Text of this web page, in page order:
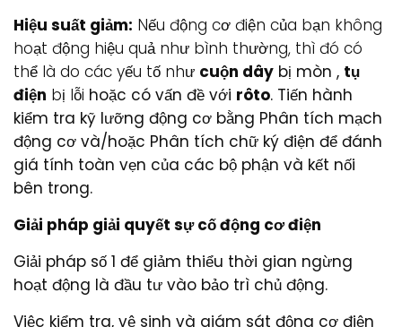
Hiệu suất giảm: Nếu động cơ điện của bạn không
hoạt động hiệu quả như bình thường, thì đó có
thể là do các yếu tố như cuộn dây bị mòn , tụ
điện bị lỗi hoặc có vấn đề với rôto. Tiến hành
kiểm tra kỹ lưỡng động cơ bằng Phân tích mạch
động cơ và/hoặc Phân tích chữ ký điện để đánh
giá tính toàn vẹn của các bộ phận và kết nối
bên trong.
Giải pháp giải quyết sự cố động cơ điện
Giải pháp số 1 để giảm thiểu thời gian ngừng
hoạt động là đầu tư vào bảo trì chủ động.
Việc kiểm tra, vệ sinh và giám sát động cơ điện